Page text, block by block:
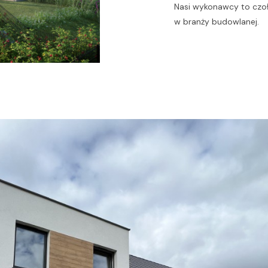
Nasi wykonawcy to
w branży budowlanej.